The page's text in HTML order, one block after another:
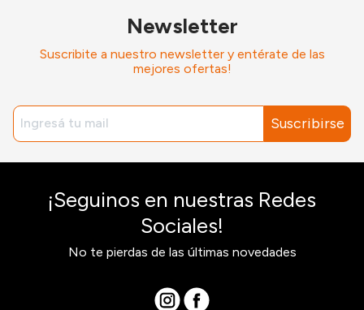
Newsletter
Suscribite a nuestro newsletter y entérate de las
mejores ofertas!
Suscribirse
¡Seguinos en nuestras Redes
Sociales!
No te pierdas de las últimas novedades